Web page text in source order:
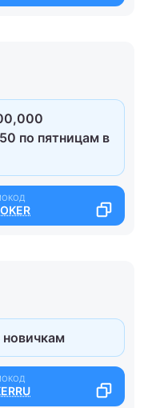
по пятницам в
новичкам